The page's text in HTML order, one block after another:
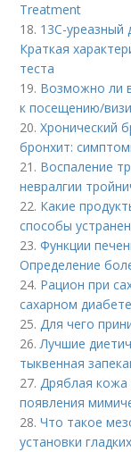
Treatment
18. 13С-уреазный
Краткая
теста
19. Возможно ли
к посещению/
20.Хронический
бронхит:
21. Воспаление
невралгии
22. Какие
способы
23.Функции
Определение
24. Рацион при
сахарном диабете
25.Для чего
26.Лучшие
тыквенная
27.Дряблая кожа
появления
28.Что такое
установки